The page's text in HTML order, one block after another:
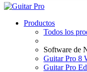
Productos
Todos los
Software de
Guitar Pro 8
Guitar Pro